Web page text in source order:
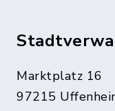
Marktplatz 16
97215